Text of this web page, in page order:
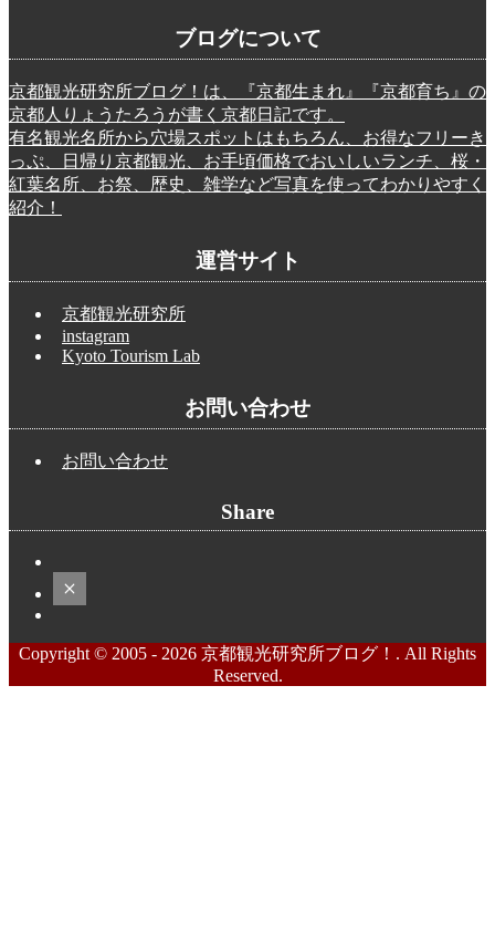
ブログについて
京都観光研究所ブログ！は、『京都生まれ』『京都育ち』の
京都人りょうたろうが書く京都日記です。
有名観光名所から穴場スポットはもちろん、お得なフリーき
っぷ、日帰り京都観光、お手頃価格でおいしいランチ、桜・
紅葉名所、お祭、歴史、雑学など写真を使ってわかりやすく
紹介！
運営サイト
京都観光研究所
instagram
Kyoto Tourism Lab
お問い合わせ
お問い合わせ
Share
Copyright © 2005 - 2026 京都観光研究所ブログ！. All Rights
Reserved.